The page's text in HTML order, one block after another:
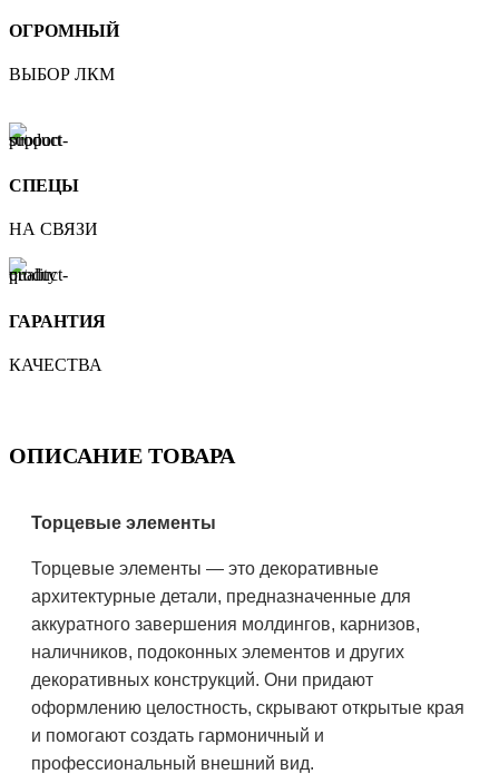
ОГРОМНЫЙ
ВЫБОР ЛКМ
СПЕЦЫ
НА СВЯЗИ
ГАРАНТИЯ
КАЧЕСТВА
ОПИСАНИЕ ТОВАРА
Торцевые элементы
Торцевые элементы — это декоративные
архитектурные детали, предназначенные для
аккуратного завершения молдингов, карнизов,
наличников, подоконных элементов и других
декоративных конструкций. Они придают
оформлению целостность, скрывают открытые края
и помогают создать гармоничный и
профессиональный внешний вид.